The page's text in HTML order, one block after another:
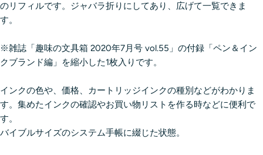
のリフィルです。ジャバラ折りにしてあり、広げて一覧できま
す。
※雑誌「趣味の文具箱 2020年7月号 vol.55」の付録「ペン＆イン
クブランド編」を縮小した1枚入りです。
インクの色や、価格、カートリッジインクの種別などがわかりま
す。集めたインクの確認やお買い物リストを作る時などに便利で
す。
バイブルサイズのシステム手帳に綴じた状態。